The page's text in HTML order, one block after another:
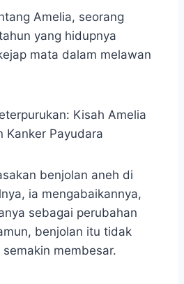
n
e
a
r
e
Amelia, seorang
yang hidupnya
mata dalam melawan
benjolan aneh di
ia mengabaikannya,
sebagai perubahan
benjolan itu tidak
membesar.